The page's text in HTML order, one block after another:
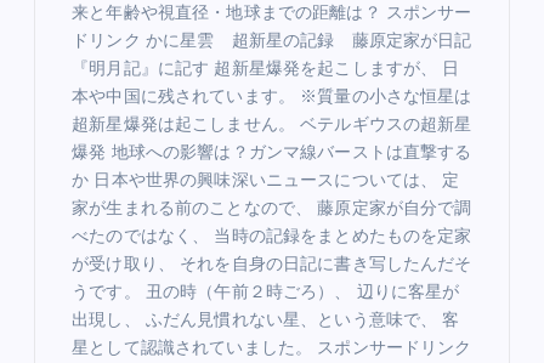
来と年齢や視直径・地球までの距離は？ スポンサー
ドリンク かに星雲 超新星の記録 藤原定家が日記
『明月記』に記す 超新星爆発を起こしますが、 日
本や中国に残されています。 ※質量の小さな恒星は
超新星爆発は起こしません。 ベテルギウスの超新星
爆発 地球への影響は？ガンマ線バーストは直撃する
か 日本や世界の興味深いニュースについては、 定
家が生まれる前のことなので、 藤原定家が自分で調
べたのではなく、 当時の記録をまとめたものを定家
が受け取り、 それを自身の日記に書き写したんだそ
うです。 丑の時（午前２時ごろ）、 辺りに客星が
出現し、 ふだん見慣れない星、という意味で、 客
星として認識されていました。 スポンサードリンク